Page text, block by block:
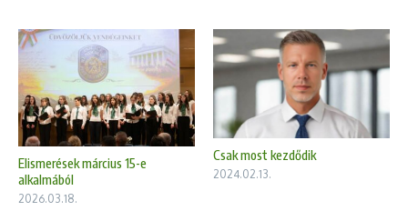
Elismerések március 15-e
alkalmából
2026.03.18.
Csak most kezdődik
2024.02.13.